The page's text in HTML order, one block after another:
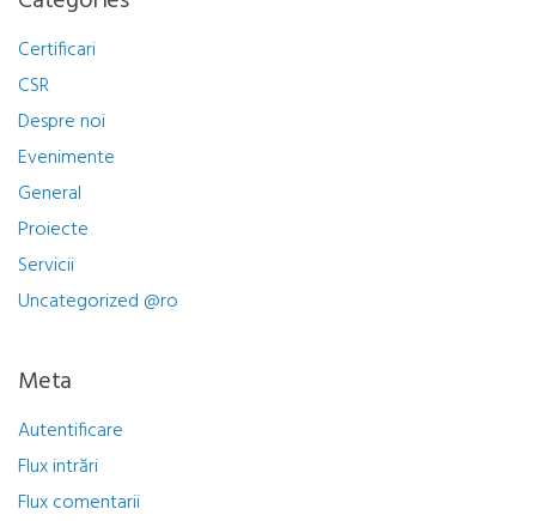
Certificari
CSR
Despre noi
Evenimente
General
Proiecte
Servicii
Uncategorized @ro
Meta
Autentificare
Flux intrări
Flux comentarii